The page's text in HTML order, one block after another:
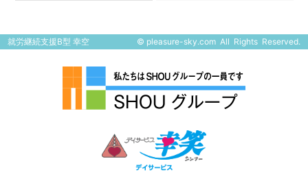
就労継続支援B型 幸空 © pleasure-sky.comAll Rights Reserved.